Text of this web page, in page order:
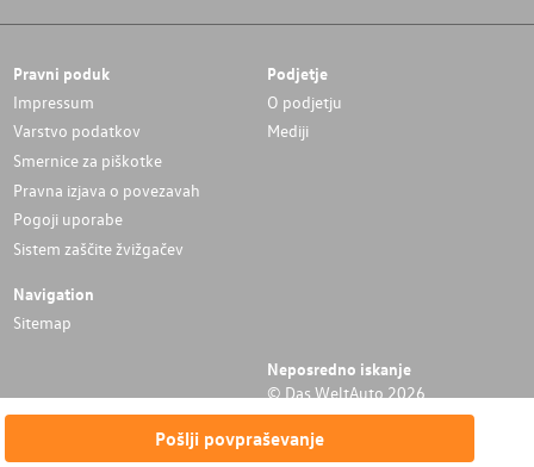
Pošlji povpraševanje
Pravni poduk
Impressum
Varstvo podatkov
Smernice za piškotke
Pravna izjava o povezavah
Pogoji uporabe
Sistem zaščite žvižgačev
Podjetje
O podjetju
Mediji
Navigation
Sitemap
Neposredno iskanje
© Das WeltAuto 2026